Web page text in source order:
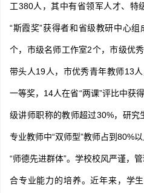
工380人，其中有省领军人才、特
“斯霞奖”获得者和省级教研中心
个，市级名师工作室2个，市级优
带头人19人，市优秀青年教师13
一等奖，14人在省“两课”评比中获
级讲师职称的教师超过30%，研究
专业教师中“双师型”教师占到80%
“师德先进群体”。学校校风严谨，
合专业能力的培养。近年来，学